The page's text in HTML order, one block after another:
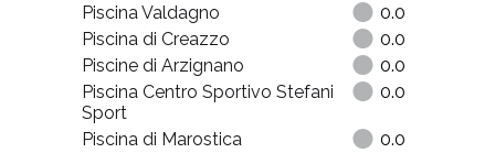
Piscina Valdagno
0.0
Piscina di Creazzo
0.0
Piscine di Arzignano
0.0
Piscina Centro Sportivo Stefani
Sport
0.0
Piscina di Marostica
0.0